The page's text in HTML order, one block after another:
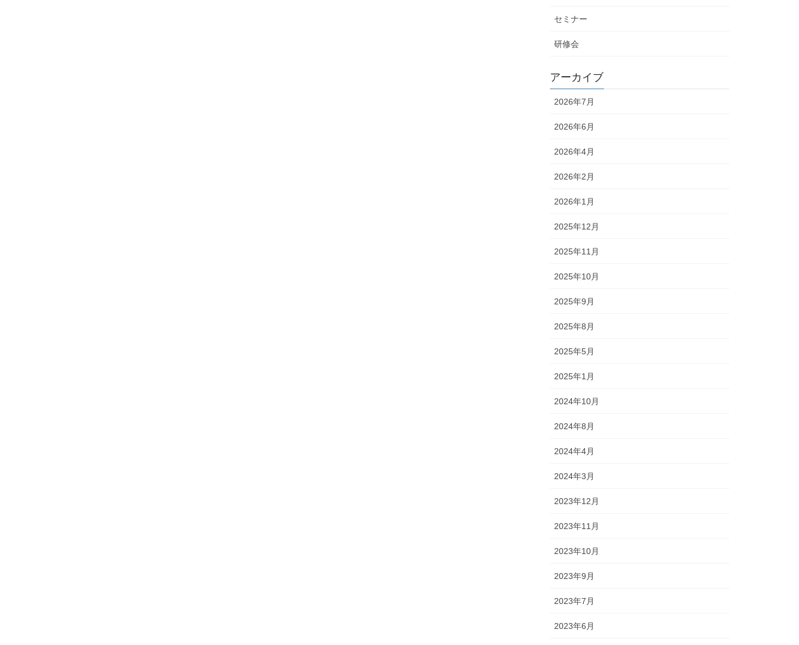
セミナー
研修会
アーカイブ
2026年7月
2026年6月
2026年4月
2026年2月
2026年1月
2025年12月
2025年11月
2025年10月
2025年9月
2025年8月
2025年5月
2025年1月
2024年10月
2024年8月
2024年4月
2024年3月
2023年12月
2023年11月
2023年10月
2023年9月
2023年7月
2023年6月